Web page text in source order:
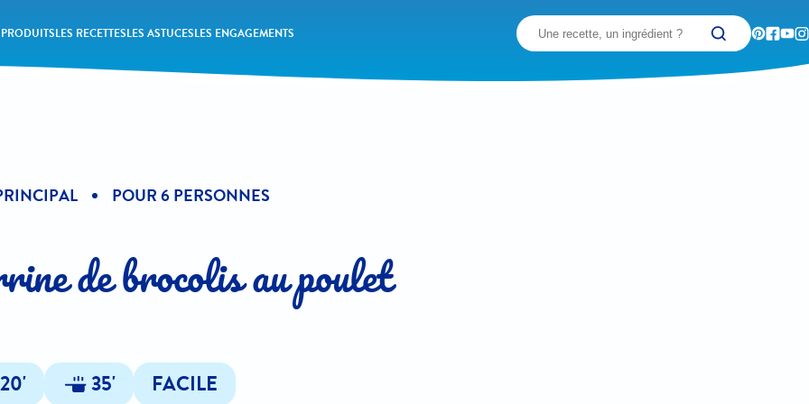
LES RECETTESLES ASTUCESLES ENGAGEMENTS Recherchez
POUR 6 PERSONNES
de brocolis au poulet
20' 35' FACILE